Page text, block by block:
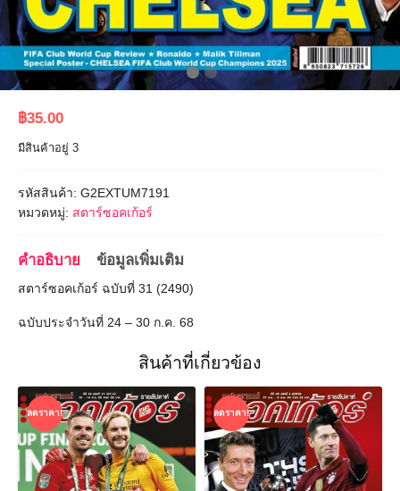
฿35.00
มีสินค้าอยู่ 3
รหัสสินค้า: G2EXTUM7191
หมวดหมู่: สตาร์ซอคเก้อร์
คำอธิบาย ข้อมูลเพิ่มเติม
สตาร์ซอคเก้อร์ ฉบับที่ 31 (2490)
ฉบับประจำวันที่ 24 – 30 ก.ค. 68
สินค้าที่เกี่ยวข้อง
ลดราคา! ลดราคา!